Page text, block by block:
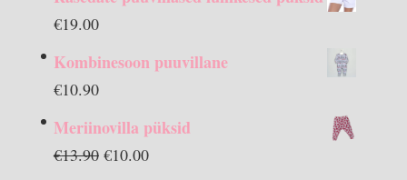
€19.00
Kombinesoon puuvillane
€10.90
Meriinovilla püksid
€13.90 Algne
€10.00Praegune